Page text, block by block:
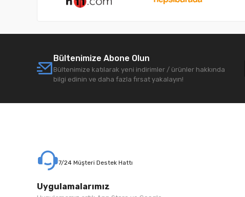
Bültenimize Abone Olun
Bültenimize katılarak yeni indirimler / ürünler hakkında
bilgi edinin ve daha fazla fırsat yakalayın!
7/24 Müşteri Destek Hattı
Uygulamalarımız